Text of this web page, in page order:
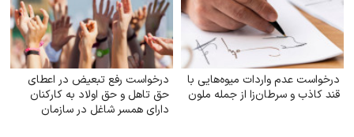
درخواست عدم واردات میوه‌هایی با
قند کاذب و سرطان‌زا از جمله ملون
درخواست رفع تبعیض در اعطای
حق تاهل و حق اولاد به کارکنان
دارای همسر شاغل در سازمان